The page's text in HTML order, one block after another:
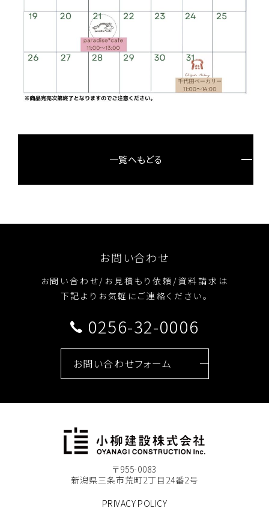
一覧へもどる
お問い合わせ
お問い合わせ/お見積もり依頼/資料請求は
下記よりお気軽にご連絡ください。
0256-32-0006
お問い合わせフォーム
〒955-0083
新潟県三条市荒町2丁目24番2号
PRIVACY POLICY